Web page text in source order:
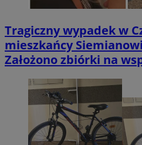
Tragiczny wypadek w
mieszkańcy
Założono zbiórki na